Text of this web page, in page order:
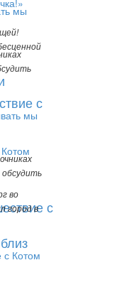
обсудить
с
с
во
город в